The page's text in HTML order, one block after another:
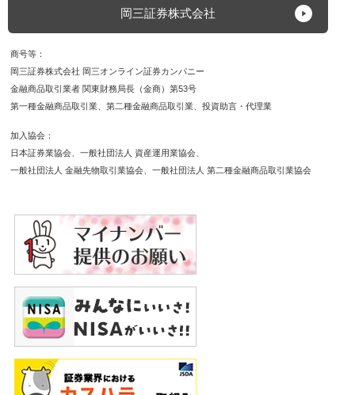
変動により損益が大きく変動し、投資元本（証拠金）を
りスワップポイントの受取額が増減する可能性がありま
す。ポジションを構成する金利水準が逆転した場合、ス
ワップポイントの受取から支払に転じる可能性がありま
す。為替相場の急変時等に取引を行うことができず不測
の損害が発生する可能性があります。【各商品共通】シ
ステム、通信回線等の障害により発注、執行等ができず
保証金・証拠金
【信用】最低委託保証金30万円が必要です。信用取引は
委託保証金の額を上回る取引が可能であり、取引額の
30％以上の委託保証金が必要です。【株価指数CFD】
発注証拠金（必要証拠金）は、株価指数ごとに異なり、
取引所により定められた証拠金基準額となります。Web
サイトで最新のものをご確認ください。【FX】個人の
お客様の発注証拠金（必要証拠金）は、取引所FXで
は、取引所が定める証拠金基準額に選択レバレッジコー
スに応じた所要額を加えた額とし、店頭FXでは、取引
岡三証券株式会社
商号等
岡三証券株式会社 岡三オンライン証券カンパニー
金融商品取引業者 関東財務局長（金商）第53号
第一種金融商品取引業
第二種金融商品取引業 投資助言・代理業
加入協会
日本証券業協会
一般社団法人 資産運用業協会
一般社団法人 金融先物取引業協会
一般社団法人 第二種金融商品取引業協会